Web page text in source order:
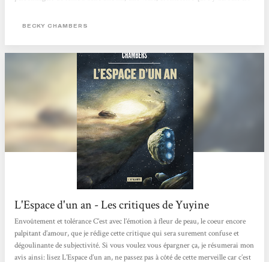
tombée amoureuse de ce livre, de son univers, de ses personnages. C’était doux,
BECKY CHAMBERS
L'Espace d'un an - Les critiques de Yuyine
Envoûtement et tolérance C’est avec l’émotion à fleur de peau, le coeur encore
palpitant d’amour, que je rédige cette critique qui sera surement confuse et
dégoulinante de subjectivité. Si vous voulez vous épargner ça, je résumerai mon
avis ainsi: lisez L’Espace d’un an, ne passez pas à côté de cette merveille car c’est